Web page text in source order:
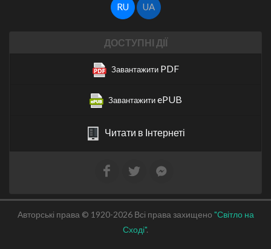
RU UA
ДОСТУПНІ ДІЇ
ЗавантажитиPDF
ЗавантажитиePUB
Читати в Інтернеті
Авторські права © 1920-2026 Всі права захищено "Світло на
Сході".